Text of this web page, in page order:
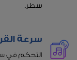
سطر.
سرعة
التحكم في